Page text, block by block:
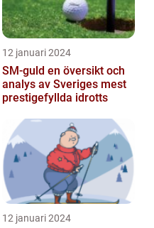
12 januari 2024
SM-guld en översikt och
analys av Sveriges mest
prestigefyllda idrotts
12 januari 2024